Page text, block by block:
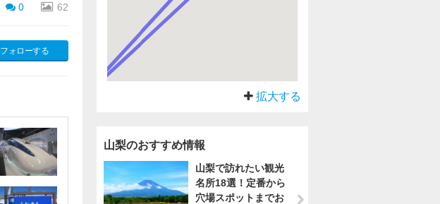
0 62
フォローする
拡大する
山梨のおすすめ情報
山梨で訪れたい観光
名所18選！定番から
穴場スポットまでお